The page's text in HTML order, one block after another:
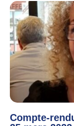
Compte-